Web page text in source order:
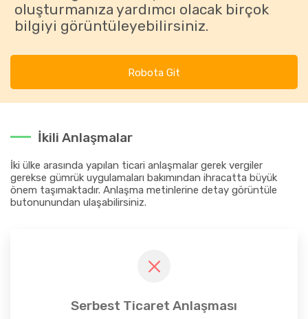
oluşturmanıza yardımcı olacak birçok
bilgiyi görüntüleyebilirsiniz.
Robota Git
İkili Anlaşmalar
İki ülke arasında yapılan ticari anlaşmalar gerek vergiler
gerekse gümrük uygulamaları bakımından ihracatta büyük
önem taşımaktadır. Anlaşma metinlerine detay görüntüle
butonunundan ulaşabilirsiniz.
Serbest Ticaret Anlaşması